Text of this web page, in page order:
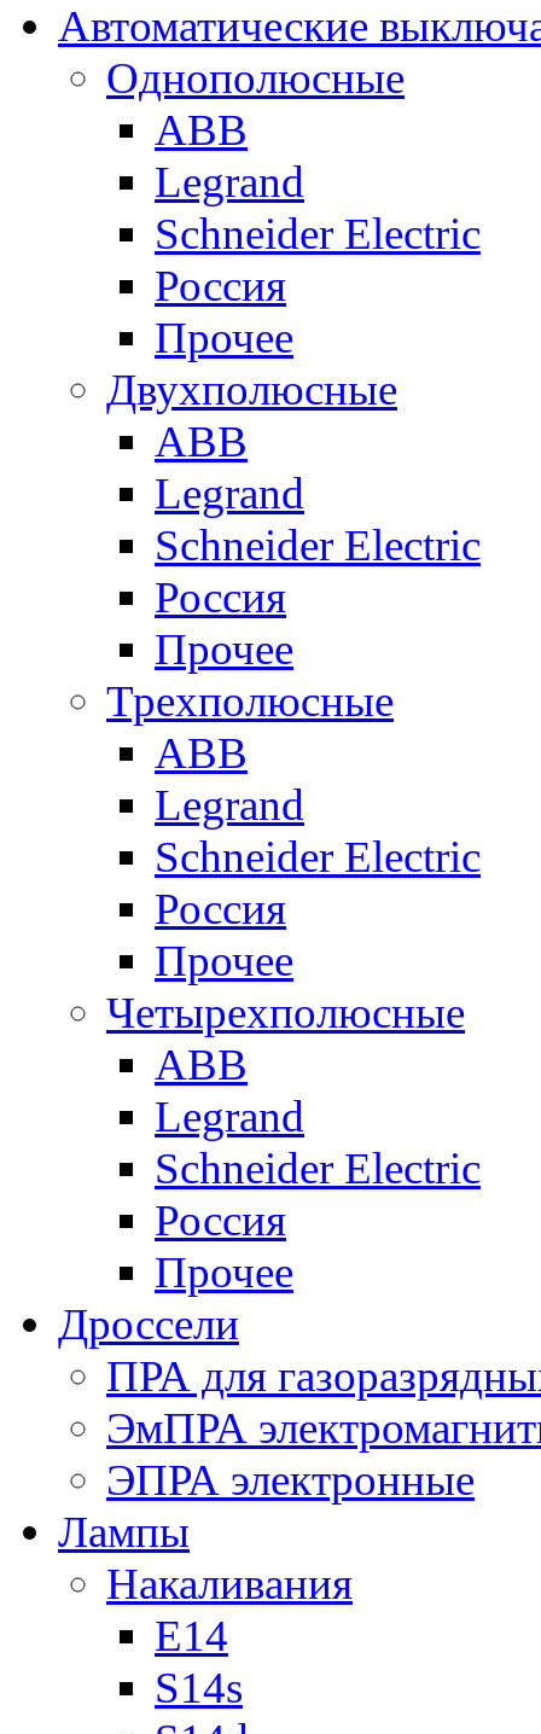
Автоматические
Однополюсные
ABB
Legrand
Schneider Electric
Россия
Прочее
Двухполюсные
ABB
Legrand
Schneider Electric
Россия
Прочее
Трехполюсные
ABB
Legrand
Schneider Electric
Россия
Прочее
Четырехполюсные
ABB
Legrand
Schneider Electric
Россия
Прочее
Дроссели
ПРА для
ЭмПРА
ЭПРА электронные
Лампы
Накаливания
Е14
S14s